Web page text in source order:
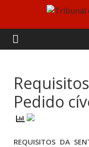
content
da
Relação
de
Pedido
REQUISITOS DA